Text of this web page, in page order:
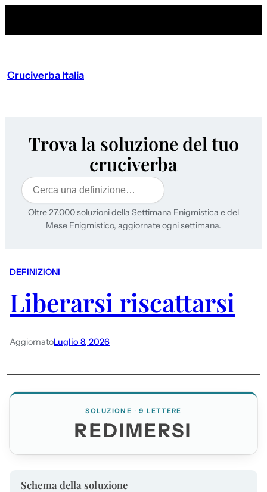
Cruciverba Italia
Trova la soluzione del tuo
cruciverba
Cerca
Oltre 27.000 soluzioni della Settimana Enigmistica e del
Mese Enigmistico, aggiornate ogni settimana.
DEFINIZIONI
Liberarsi riscattarsi
AggiornatoLuglio 8, 2026
SOLUZIONE · 9 LETTERE
REDIMERSI
Schema della soluzione